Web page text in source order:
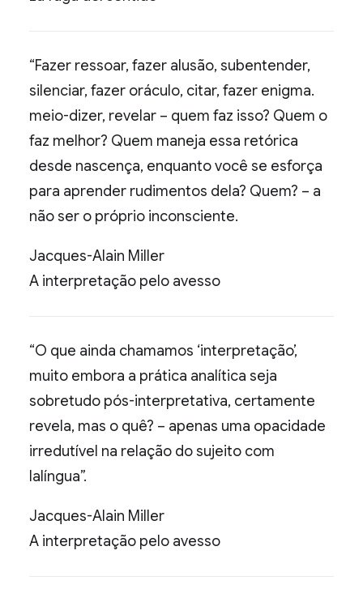
“Fazer ressoar, fazer alusão, subentender,
silenciar, fazer oráculo, citar, fazer enigma.
meio-dizer, revelar – quem faz isso? Quem o
faz melhor? Quem maneja essa retórica
desde nascença, enquanto você se esforça
para aprender rudimentos dela? Quem? – a
não ser o próprio inconsciente.
Jacques-Alain Miller
A interpretação pelo avesso
“O que ainda chamamos ‘interpretação’,
muito embora a prática analítica seja
sobretudo pós-interpretativa, certamente
revela, mas o quê? – apenas uma opacidade
irredutível na relação do sujeito com
lalíngua”.
Jacques-Alain Miller
A interpretação pelo avesso